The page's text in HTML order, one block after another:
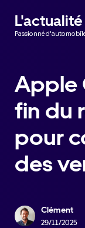
Passionné
Apple
fin du
pour
des
Clément
29/11/2025